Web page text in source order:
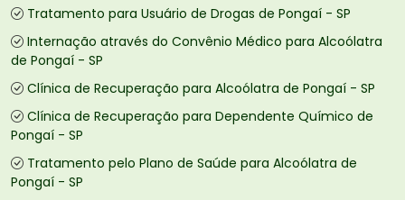
Tratamento para Usuário de Drogas de Pongaí - SP
Internação através do Convênio Médico para Alcoólatra
de Pongaí - SP
Clínica de Recuperação para Alcoólatra de Pongaí - SP
Clínica de Recuperação para Dependente Químico de
Pongaí - SP
Tratamento pelo Plano de Saúde para Alcoólatra de
Pongaí - SP